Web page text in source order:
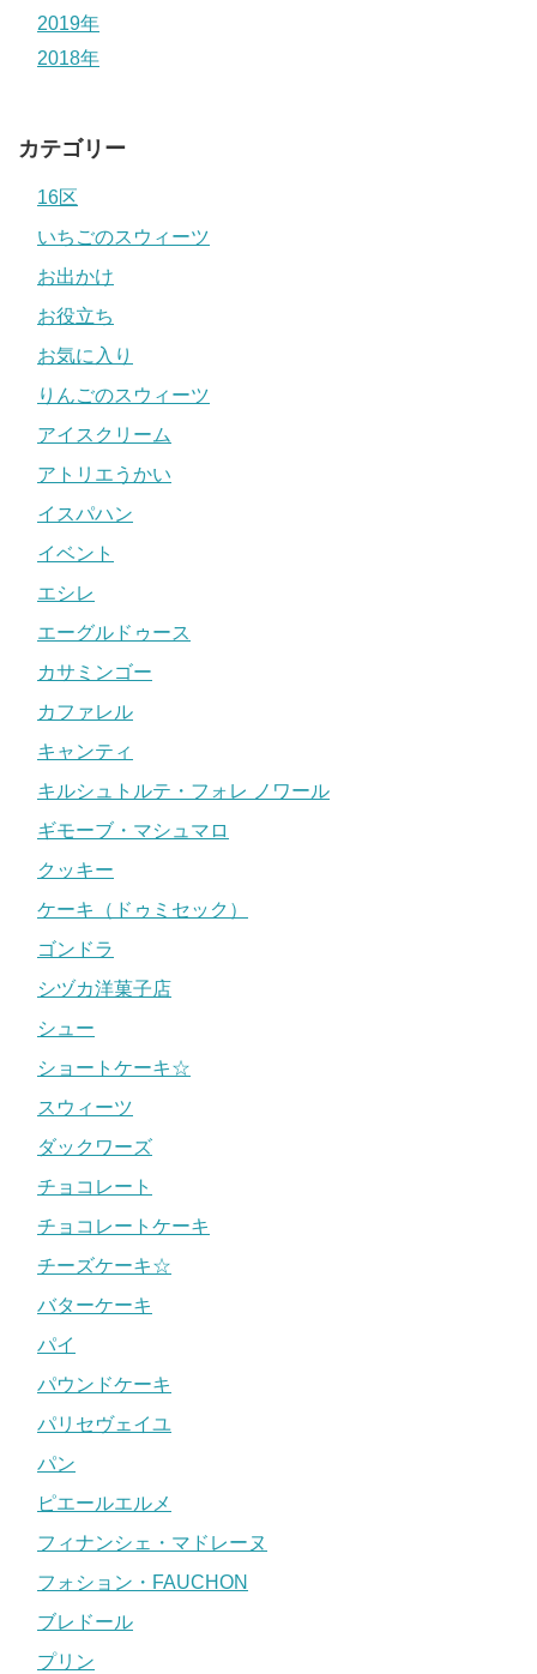
2019年
2018年
カテゴリー
16区
いちごのスウィーツ
お出かけ
お役立ち
お気に入り
りんごのスウィーツ
アイスクリーム
アトリエうかい
イスパハン
イベント
エシレ
エーグルドゥース
カサミンゴー
カファレル
キャンティ
キルシュトルテ・フォレ ノワール
ギモーブ・マシュマロ
クッキー
ケーキ（ドゥミセック）
ゴンドラ
シヅカ洋菓子店
シュー
ショートケーキ☆
スウィーツ
ダックワーズ
チョコレート
チョコレートケーキ
チーズケーキ☆
バターケーキ
パイ
パウンドケーキ
パリセヴェイユ
パン
ピエールエルメ
フィナンシェ・マドレーヌ
フォション・FAUCHON
ブレドール
プリン